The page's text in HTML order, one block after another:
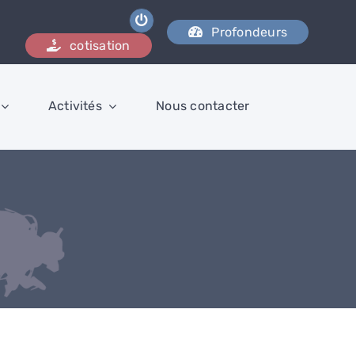
cotisation
Profondeurs
Activités Nous contacter